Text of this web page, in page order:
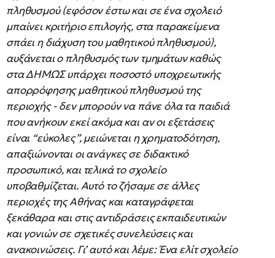
πληθυσμού (εφόσον έστω και σε ένα σχολειό
μπαίνει κριτήριο επιλογής, στα παρακείμενα
σπάει η διάχυση του μαθητικού πληθυσμού),
αυξάνεται ο πληθυσμός των τμημάτων καθώς
στα ΔΗΜΩΣ υπάρχει ποσοστό υποχρεωτικής
απορρόφησης μαθητικού πληθυσμού της
περιοχής - δεν μπορούν να πάνε όλα τα παιδιά
που ανήκουν εκεί ακόμα και αν οι εξετάσεις
είναι “εύκολες”, μειώνεται η χρηματοδότηση,
απαξιώνονται οι ανάγκες σε διδακτικό
προσωπικό, και τελικά το σχολείο
υποβαθμίζεται. Αυτό το ζήσαμε σε άλλες
περιοχές της Αθήνας και καταγράφεται
ξεκάθαρα και στις αντιδράσεις εκπαιδευτικών
και γονιών σε σχετικές συνελεύσεις και
ανακοινώσεις. Γι’ αυτό και λέμε: Ένα ελίτ σχολείο